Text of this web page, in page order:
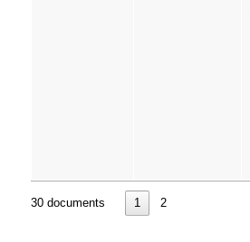
30 documents 1 2